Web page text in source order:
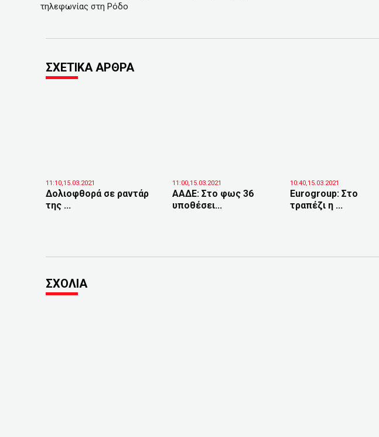
τηλεφωνίας στη Ρόδο
ΣΧΕΤΙΚΑ ΑΡΘΡΑ
11:10,15.03.2021
Δολιοφθορά σε ραντάρ
της ...
11:00,15.03.2021
ΑΑΔΕ: Στο φως 36
υποθέσει...
10:40,15.03.2021
Eurogroup: Στο
τραπέζι η ...
ΣΧΟΛΙΑ